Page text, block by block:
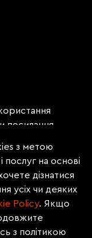
посилання
третього
або
з метою
послуг на основі
дізнатися
усіх чи деяких
Policy. Якщо
з політикою